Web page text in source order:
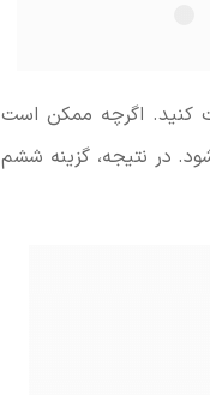
کنید. اگرچه ممکن است
در نتیجه، گزینه ششم